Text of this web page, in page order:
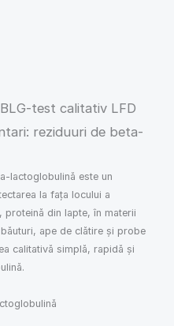
test calitativ LFD
reziduuri de beta-
lactoglobulină este un
la fața locului a
din lapte, în materii
ape de clătire și probe
calitativă simplă, rapidă și